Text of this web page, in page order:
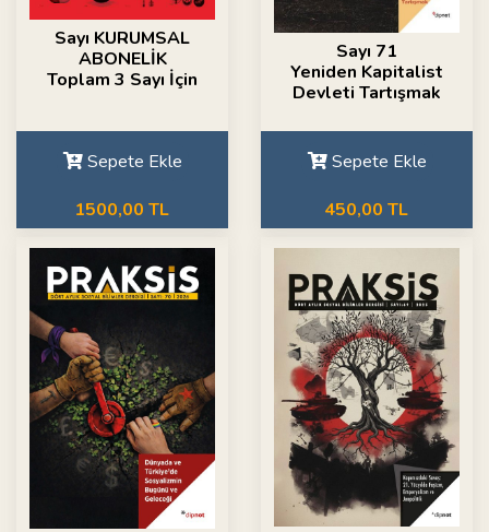
Sayı KURUMSAL
ABONELİK
Toplam 3 Sayı İçin
Sepete Ekle
1500,00 TL
Sayı 71
Yeniden Kapitalist
Devleti Tartışmak
Sepete Ekle
450,00 TL